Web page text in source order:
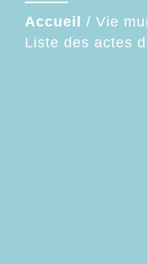
Accueil / Vie
Liste des actes